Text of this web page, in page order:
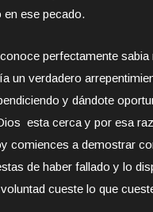
en ese pecado.
perfectamente sabia
un verdadero
y dándote
esta cerca y por esa
comiences a demostrar
de haber fallado y lo
cueste lo que